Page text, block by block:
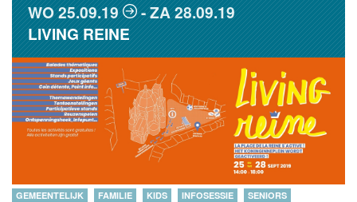
WO25.09.19 ZA28.09.19
LIVING REINE
GEMEENTELIJK FAMILIE KIDS INFOSESSIE
SENIORS